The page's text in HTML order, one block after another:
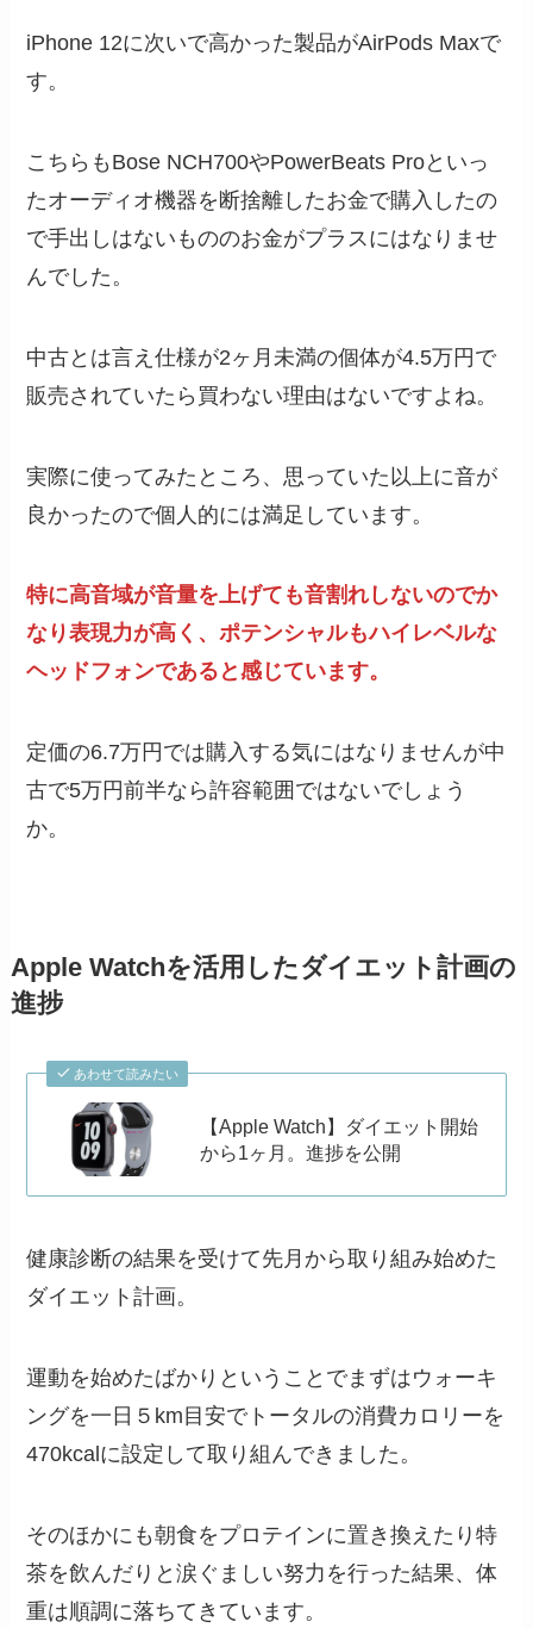
iPhone 12に次いで高かった製品がAirPods Maxで
す。
こちらもBose NCH700やPowerBeats Proといっ
たオーディオ機器を断捨離したお金で購入したの
で手出しはないもののお金がプラスにはなりませ
んでした。
中古とは言え仕様が2ヶ月未満の個体が4.5万円で
販売されていたら買わない理由はないですよね。
実際に使ってみたところ、思っていた以上に音が
良かったので個人的には満足しています。
特に高音域が音量を上げても音割れしないのでか
なり表現力が高く、ポテンシャルもハイレベルな
ヘッドフォンであると感じています。
定価の6.7万円では購入する気にはなりませんが中
古で5万円前半なら許容範囲ではないでしょう
か。
Apple Watchを活用したダイエット計画の
進捗
あわせて読みたい
【Apple Watch】ダイエット開始
から1ヶ月。進捗を公開
健康診断の結果を受けて先月から取り組み始めた
ダイエット計画。
運動を始めたばかりということでまずはウォーキ
ングを一日５km目安でトータルの消費カロリーを
470kcalに設定して取り組んできました。
そのほかにも朝食をプロテインに置き換えたり特
茶を飲んだりと涙ぐましい努力を行った結果、体
重は順調に落ちてきています。